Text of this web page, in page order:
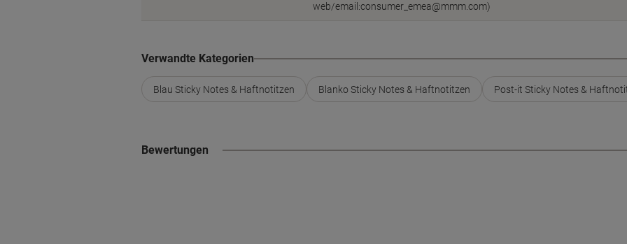
web/email:consumer_emea@mmm.com)
Verwandte Kategorien
Blau Sticky Notes & Haftnotitzen Blanko Sticky Notes & Haftnotitzen Post-it Sticky Notes &
Bewertungen